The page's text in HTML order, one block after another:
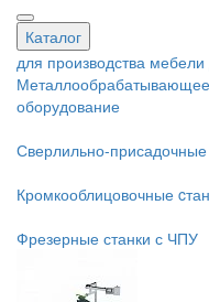
Каталог
для производства мебели
оборудование
Сверлильно-
Кромкооблицовочные
Фрезерные станки с ЧПУ